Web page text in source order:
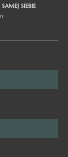
siebie